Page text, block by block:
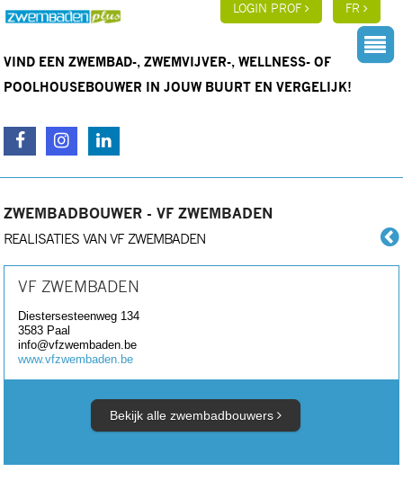
LOGIN PROF FR
VIND EEN ZWEMBAD-, ZWEMVIJVER-, WELLNESS- OF
POOLHOUSEBOUWER IN JOUW BUURT EN VERGELIJK!
ZWEMBADBOUWER - VF ZWEMBADEN
REALISATIES VAN VF ZWEMBADEN
VF ZWEMBADEN
Diestersesteenweg 134
3583 Paal
info@vfzwembaden.be
www.vfzwembaden.be
Bekijk alle zwembadbouwers